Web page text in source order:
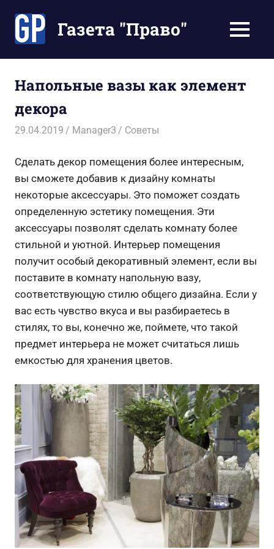
содержимомуГазета "Право"
Ваше
время
МЕНЮ
Напольные вазы как элемент
декора
29.04.2019 Manager3 Советы
Сделать декор помещения более интересным,
вы сможете добавив к дизайну комнаты
некоторые аксессуары. Это поможет создать
определенную эстетику помещения. Эти
аксессуары позволят сделать комнату более
стильной и уютной. Интерьер помещения
получит особый декоративный элемент, если вы
поставите в комнату напольную вазу,
соответствующую стилю общего дизайна. Если у
вас есть чувство вкуса и вы разбираетесь в
стилях, то вы, конечно же, поймете, что такой
предмет интерьера не может считаться лишь
емкостью для хранения цветов.